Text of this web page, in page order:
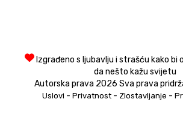
Izgrađeno s ljubavlju i strašću kako bi
da nešto kažu svijetu
Autorska prava 2026 Sva prava
Uslovi - Privatnost - Zlostavljanje -